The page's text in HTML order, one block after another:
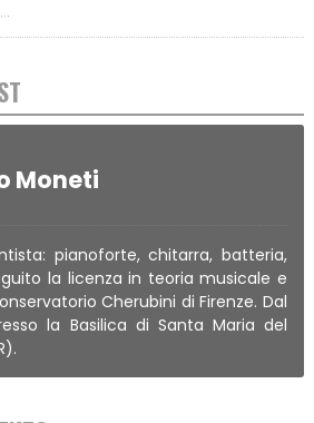
Moneti
pianoforte, chitarra, batteria,
la licenza in teoria musicale e
Cherubini di Firenze. Dal
la Basilica di Santa Maria del